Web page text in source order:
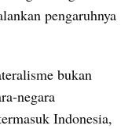
pengaruhnya
bukan
negara
Indonesia,